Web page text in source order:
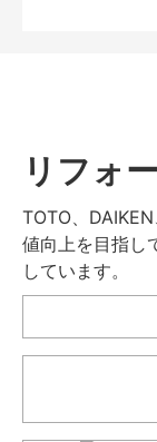
リフォ
TOTO、
値向上を目指し
しています。